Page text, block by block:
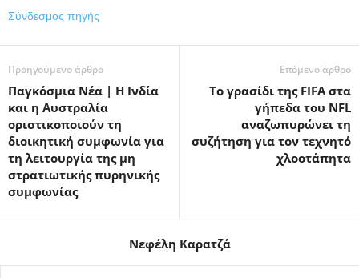
Σύνδεσμος πηγής
Προηγούμενο άρθρο
Παγκόσμια Νέα | Η Ινδία
και η Αυστραλία
οριστικοποιούν τη
διοικητική συμφωνία για
τη λειτουργία της μη
στρατιωτικής πυρηνικής
συμφωνίας
Επόμενο άρθρο
Το γρασίδι της FIFA στα
γήπεδα του NFL
αναζωπυρώνει τη
συζήτηση για τον τεχνητό
χλοοτάπητα
Νεφέλη Καρατζά